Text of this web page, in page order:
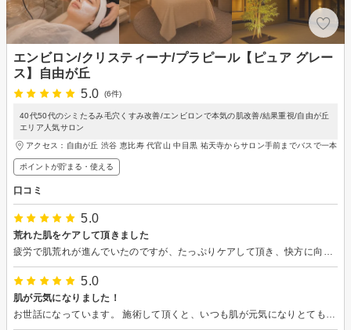
エンビロン/クリスティーナ/プラピール【ピュア グレー
ス】自由が丘
5.0
(6件)
40代50代のシミたるみ毛穴くすみ改善/エンビロンで本気の肌改善/結果重視/自由が丘
エリア人気サロン
アクセス：自由が丘 渋谷 恵比寿 代官山 中目黒 祐天寺からサロン手前までバスで一本
ポイントが貯まる・使える
口コミ
5.0
荒れた肌をケアして頂きました
5.0
肌が元気になりました！